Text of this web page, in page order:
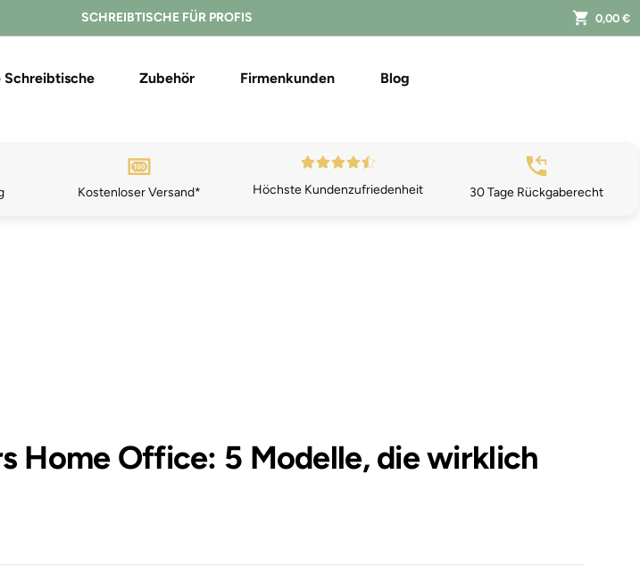
SCHREIBTISCHE FÜR PROFIS 0,00 €
Schreibtische Zubehör Firmenkunden Blog
Kostenloser Versand* Höchste Kundenzufriedenheit 30 Tage Rückgaberecht
Home Office: 5 Modelle, die wirklich